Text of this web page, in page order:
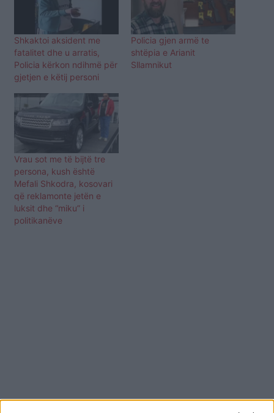
Shkaktoi aksident me
fatalitet dhe u arratis,
Policia kërkon ndihmë për
gjetjen e këtij personi
Policia gjen armë te
shtëpia e Arianit
Sllamnikut
Vrau sot me të bijtë tre
persona, kush është
Mefali Shkodra, kosovari
që reklamonte jetën e
luksit dhe “miku” i
politikanëve